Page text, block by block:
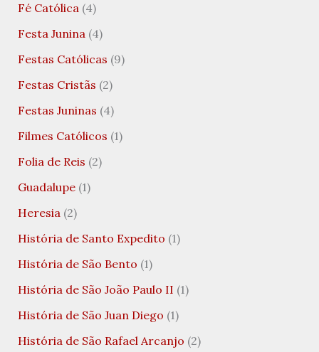
Fé Católica(4)
Festa Junina(4)
Festas Católicas (9)
Festas Cristãs (2)
Festas Juninas (4)
Filmes Católicos (1)
Folia de Reis (2)
Guadalupe(1)
Heresia(2)
História de Santo Expedito (1)
História de São Bento (1)
História de São João Paulo II (1)
História de São Juan Diego (1)
História de São Rafael Arcanjo (2)